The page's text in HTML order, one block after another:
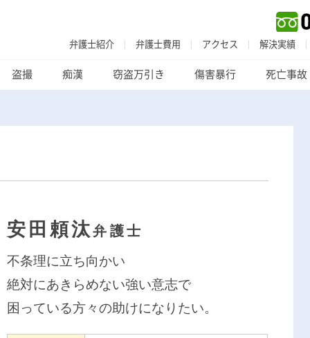
弁護士紹介 弁護士費用 アクセス 解決実績
家族が逮捕された方はこちら
刑事事件の記事一覧
盗撮 痴漢 窃盗万引き 傷害暴行 死亡事故
安田頼汰弁護士
不条理に立ち向かい
絶対にあきらめない強い意志で
困っている方々の助けになりたい。